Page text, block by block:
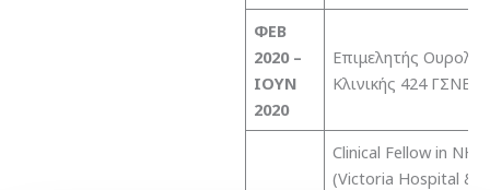
ΦΕΒ
2020 –
ΙΟΥΝ
2020
Επιμελητής
Κλινικής 424 ΓΣΝΕ
Clinical Fellow in
(Victoria Hospital &